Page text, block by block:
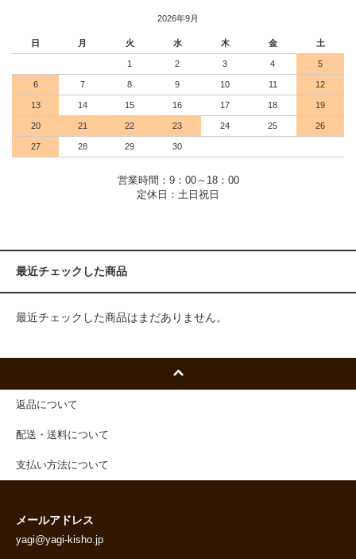
2026年9月
日 月 火 水 木 金 土
1 2 3 4 5
6 7 8 9 10 11 12
13 14 15 16 17 18 19
20 21 22 23 24 25 26
27 28 29 30
営業時間：9：00～18：00
定休日：土日祝日
最近チェックした商品
最近チェックした商品はまだありません。
返品について
配送・送料について
支払い方法について
メールアドレス
yagi@yagi-kisho.jp